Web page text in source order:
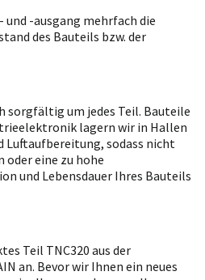
-ausgang mehrfach die
des Bauteils bzw. der
sorgfältig um jedes Teil. Bauteile
lagern wir in Hallen
Luftaufbereitung, sodass nicht
oder eine zu hohe
und Lebensdauer Ihres Bauteils
Teil TNC320 aus der
an. Bevor wir Ihnen ein neues